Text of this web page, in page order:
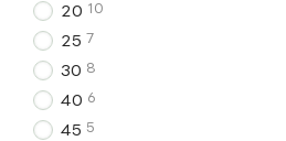
20 10
25 7
30 8
40 6
45 5